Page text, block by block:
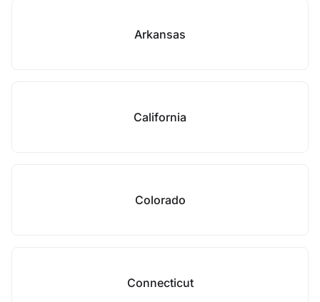
Arkansas
California
Colorado
Connecticut